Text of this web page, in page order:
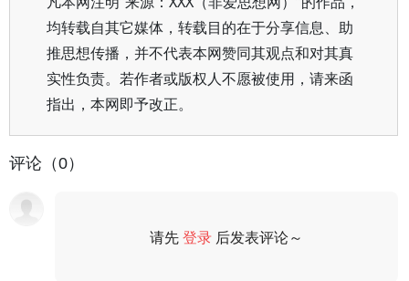
均转载自其它媒体，转载目的在于分享信息、助
推思想传播，并不代表本网赞同其观点和对其真
实性负责。若作者或版权人不愿被使用，请来函
指出，本网即予改正。
评论（0）
请先登录 后发表评论～